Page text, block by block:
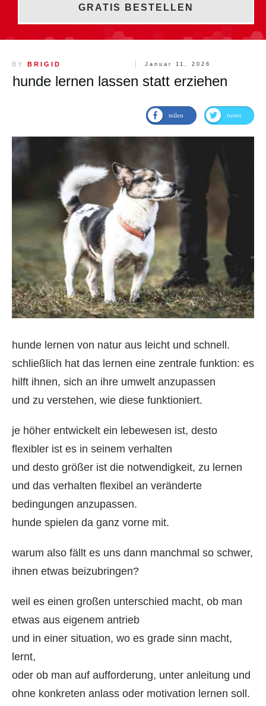
GRATIS BESTELLEN
BY BRIGID Januar 11, 2026
hunde lernen lassen statt erziehen
teilen tweet
hunde lernen von natur aus leicht und schnell.
schließlich hat das lernen eine zentrale funktion: es
hilft ihnen, sich an ihre umwelt anzupassen
und zu verstehen, wie diese funktioniert.
je höher entwickelt ein lebewesen ist, desto
flexibler ist es in seinem verhalten
und desto größer ist die notwendigkeit, zu lernen
und das verhalten flexibel an veränderte
bedingungen anzupassen.
hunde spielen da ganz vorne mit.
warum also fällt es uns dann manchmal so schwer,
ihnen etwas beizubringen?
weil es einen großen unterschied macht, ob man
etwas aus eigenem antrieb
und in einer situation, wo es grade sinn macht,
lernt,
oder ob man auf aufforderung, unter anleitung und
ohne konkreten anlass oder motivation lernen soll.